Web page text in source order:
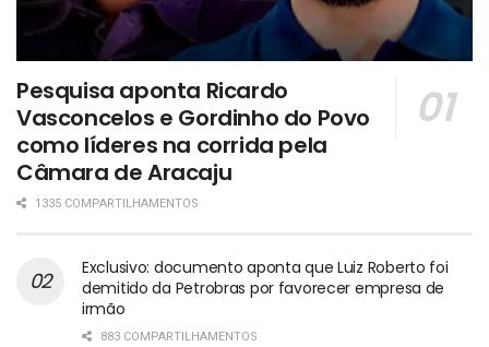
Pesquisa aponta Ricardo
Vasconcelos e Gordinho do Povo
como líderes na corrida pela
Câmara de Aracaju
1335 COMPARTILHAMENTOS
Exclusivo: documento aponta que Luiz Roberto foi
demitido da Petrobras por favorecer empresa de
irmão
883 COMPARTILHAMENTOS